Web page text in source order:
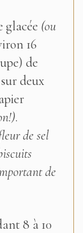
glacée (ou
16
de
deux
.
de sel
de
8 à 10